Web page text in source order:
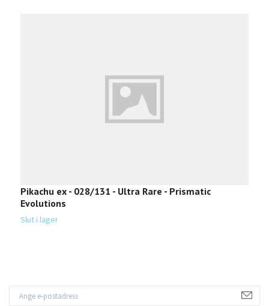
Pikachu ex - 028/131 - Ultra Rare - Prismatic
Evolutions
Slut i lager